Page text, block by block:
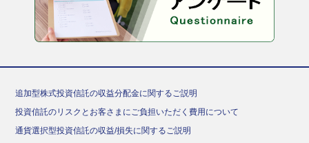
追加型株式投資信託の収益分配金に関するご説明
投資信託のリスクとお客さまにご負担いただく費用について
通貨選択型投資信託の収益/損失に関するご説明